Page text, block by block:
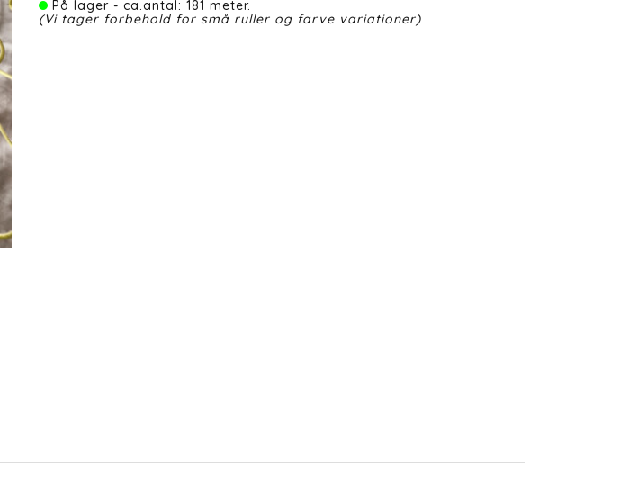
På lager - ca.antal: 181 meter.
(Vi tager forbehold for små ruller og farve variationer)